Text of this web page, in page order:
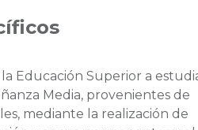
Educación Superior a
Media, provenientes de
mediante la realización de